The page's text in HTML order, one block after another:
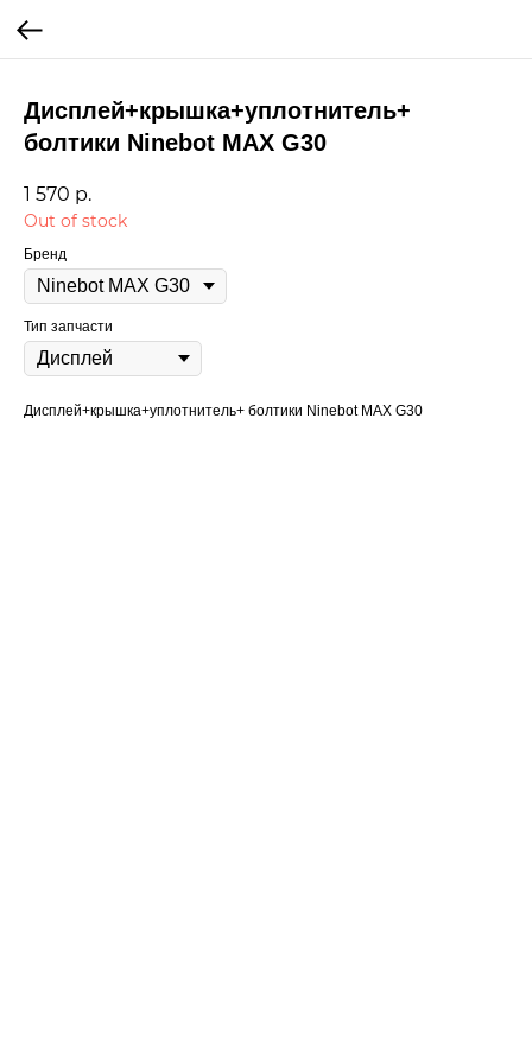
Дисплей+крышка+уплотнитель+
болтики Ninebot MAX G30
1 570 р.
Out of stock
Бренд
Тип запчасти
Дисплей+крышка+уплотнитель+ болтики Ninebot MAX G30